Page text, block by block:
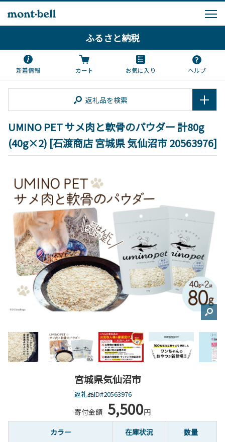
ふるさと納税
新着情報 カート お気に入り ヘルプ
返礼品を検索
UMINO PET サメ肉と軟骨のパウダー 計80g
(40g×2) [石渡商店 宮城県 気仙沼市 20563976]
宮城県気仙沼市
返礼品ID#20563976
寄付金額 5,500円
カラー
在庫状況 数量